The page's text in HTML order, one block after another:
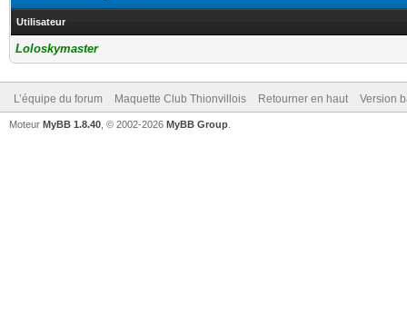
Utilisateur
Loloskymaster
L’équipe du forum Maquette Club Thionvillois Retourner en haut Version
Moteur MyBB 1.8.40 , © 2002-2026 MyBB Group